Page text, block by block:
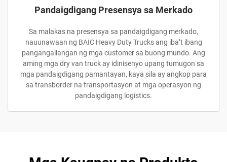
Pandaigdigang Presensya sa Merkado
Sa malakas na presensya sa pandaigdigang merkado,
nauunawaan ng BAIC Heavy Duty Trucks ang iba’t ibang
pangangailangan ng mga customer sa buong mundo. Ang
aming mga dry van truck ay idinisenyo upang tumugon sa
mga pandaigdigang pamantayan, kaya sila ay angkop para
sa transborder na transportasyon at mga operasyon ng
pandaigdigang logistics.